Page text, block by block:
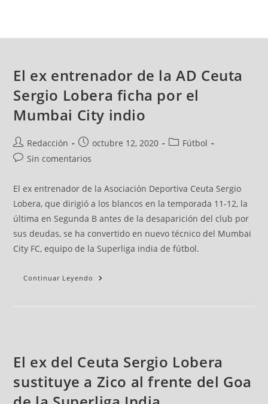
El ex entrenador de la AD Ceuta
Sergio Lobera ficha por el
Mumbai City indio
Redacción octubre 12, 2020
Fútbol
Sin comentarios
El ex entrenador de la Asociación Deportiva Ceuta Sergio
Lobera, que dirigió a los blancos en la temporada 11-12, la
última en Segunda B antes de la desaparición del club por
sus deudas, se ha convertido en nuevo técnico del Mumbai
City FC, equipo de la Superliga india de fútbol.
Continuar Leyendo
El ex del Ceuta Sergio Lobera
sustituye a Zico al frente del Goa